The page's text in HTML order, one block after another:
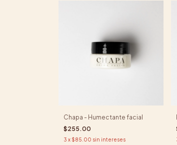
Chapa - Humectante facial
$255.00
3 x $85.00 sin intereses